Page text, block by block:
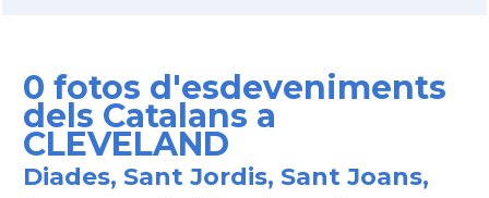
0 fotos d'esdeveniments
dels Catalans a
CLEVELAND
Diades, Sant Jordis, Sant Joans,